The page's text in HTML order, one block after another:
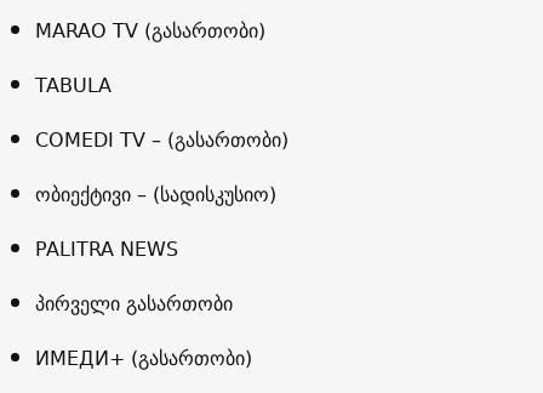
MARAO TV (გასართობი)
TABULA
COMEDI TV – (გასართობი)
ობიექტივი – (სადისკუსიო)
PALITRA NEWS
პირველი გასართობი
ИМЕДИ+ (გასართობი)